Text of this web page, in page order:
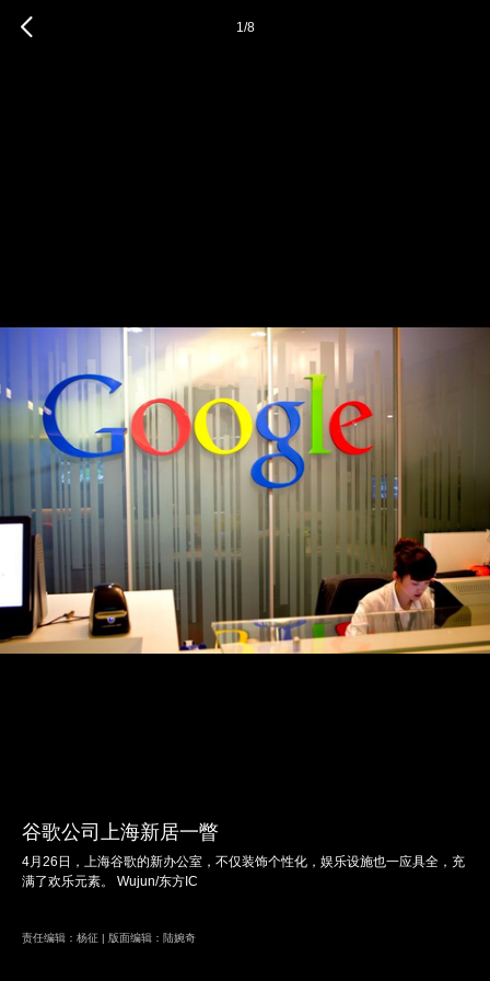
1/8
谷歌公司上海新居一瞥
4月26日，上海谷歌的新办公室，不仅装饰个性化，娱乐设施也一应具全，充
满了欢乐元素。 Wujun/东方IC
责任编辑：杨征 | 版面编辑：陆婉奇